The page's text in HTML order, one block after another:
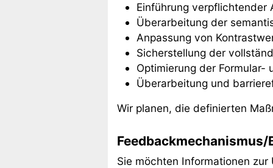
Einführung
Überarbeitung der
Anpassung von
Sicherstellung der
Optimierung der Formular-
Überarbeitung und
Wir planen, die definierten
Sie möchten Informationen